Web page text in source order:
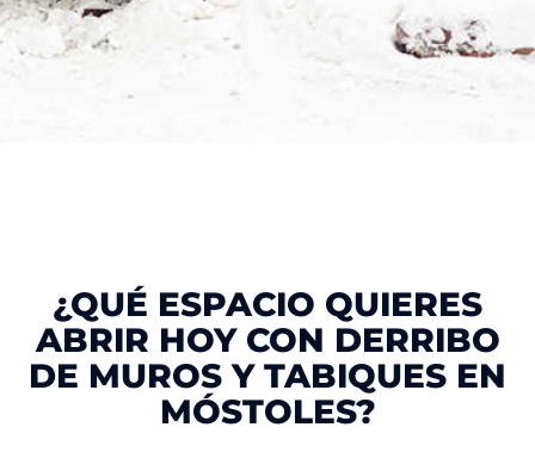
¿QUÉ ESPACIO QUIERES
ABRIR HOY CON DERRIBO
DE MUROS Y TABIQUES EN
MÓSTOLES?